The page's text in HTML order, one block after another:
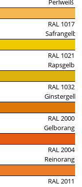
RAL 1017
Safrangelb
RAL 1021
Rapsgelb
RAL 1032
Ginstergelb
RAL 2000
Gelborange
RAL 2004
Reinorange
RAL 2011